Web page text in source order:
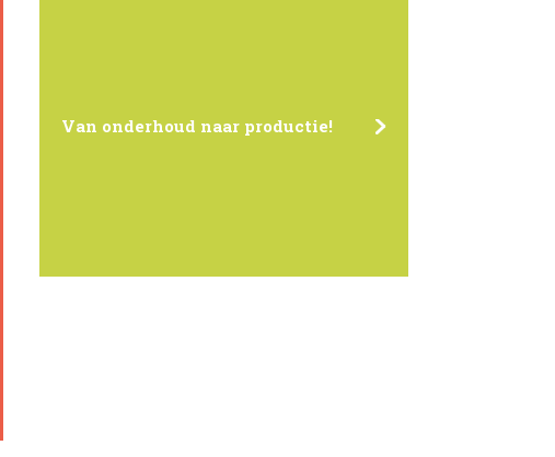
Van onderhoud naar productie!